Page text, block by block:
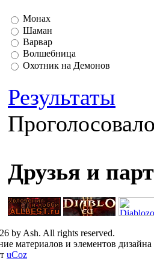
Монах
Шаман
Варвар
Волшебница
Охотник на Демонов
Результаты
Друзья и
by Ash. All rights reserved.
материалов и элементов
uCoz